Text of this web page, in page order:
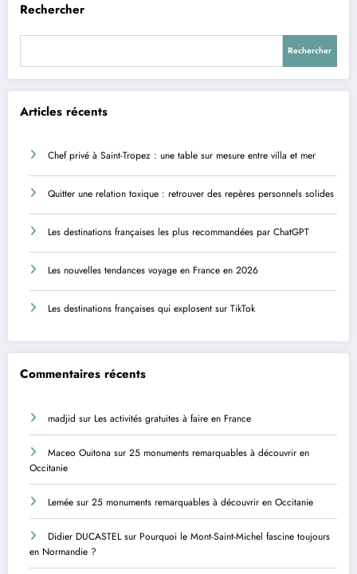
Rechercher
Rechercher
Articles récents
Chef privé à Saint-Tropez : une table sur mesure entre villa et mer
Quitter une relation toxique : retrouver des repères personnels solides
Les destinations françaises les plus recommandées par ChatGPT
Les nouvelles tendances voyage en France en 2026
Les destinations françaises qui explosent sur TikTok
Commentaires récents
madjid sur Les activités gratuites à faire en France
Maceo Ouitona sur 25 monuments remarquables à découvrir en
Occitanie
Lemée sur 25 monuments remarquables à découvrir en Occitanie
Didier DUCASTELsur Pourquoi le Mont-Saint-Michel fascine toujours
en Normandie ?